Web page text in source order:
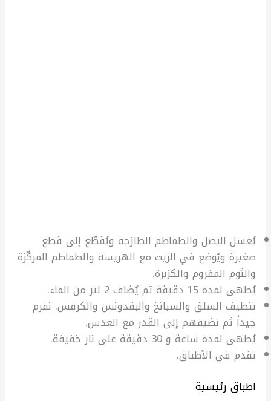
يُغسل البصل والطماطم الطازجة ويُقطّع إلى قطع
صغيرة ويُوضع في الزيت مع الهريسة والطماطم المركّزة
والثوم المفروم والكزبرة.
يُطهى لمدة 15 دقيقة ثم يُضاف 2 لتر من الماء.
تنظيف السلق والسبانخ والبقدونس والكرفس. نفرم
جيداً ثم نضيفهم إلى القدر مع العدس.
يُطهى لمدة ساعة و 30 دقيقة على نار خفيفة.
تقدم في الأطباق.
اطباق رئيسية